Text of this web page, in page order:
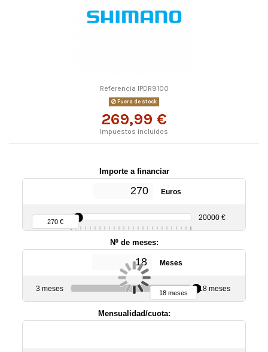
Referencia IPDR9100
Fuera de stock
269,99 €
Impuestos incluidos
Importe a financiar
Euros
90 €
270 € 20000 €
Nº de meses:
Meses
3 meses 18 meses 18 meses
Mensualidad/cuota: